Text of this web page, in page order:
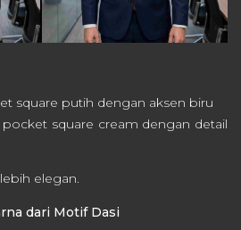
square putih dengan aksen biru
square cream dengan detail
elegan.
dari Motif Dasi